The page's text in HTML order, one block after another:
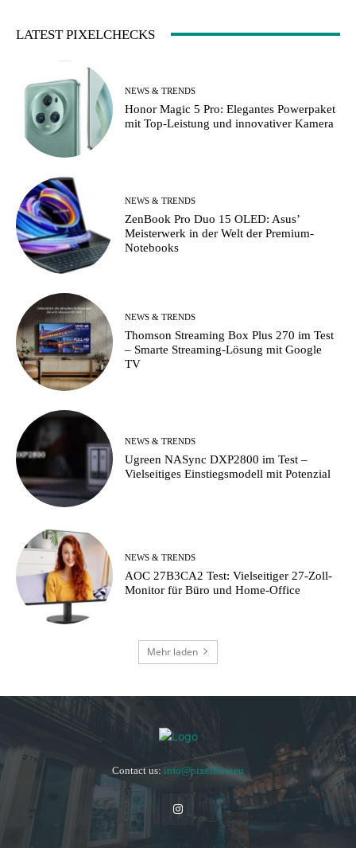
LATEST PIXELCHECKS
NEWS & TRENDS
Honor Magic 5 Pro: Elegantes Powerpaket
mit Top-Leistung und innovativer Kamera
NEWS & TRENDS
ZenBook Pro Duo 15 OLED: Asus’
Meisterwerk in der Welt der Premium-
Notebooks
NEWS & TRENDS
Thomson Streaming Box Plus 270 im Test
– Smarte Streaming-Lösung mit Google
TV
NEWS & TRENDS
Ugreen NASync DXP2800 im Test –
Vielseitiges Einstiegsmodell mit Potenzial
NEWS & TRENDS
AOC 27B3CA2 Test: Vielseitiger 27-Zoll-
Monitor für Büro und Home-Office
Mehr laden
Contact us: info@pixelflow.eu